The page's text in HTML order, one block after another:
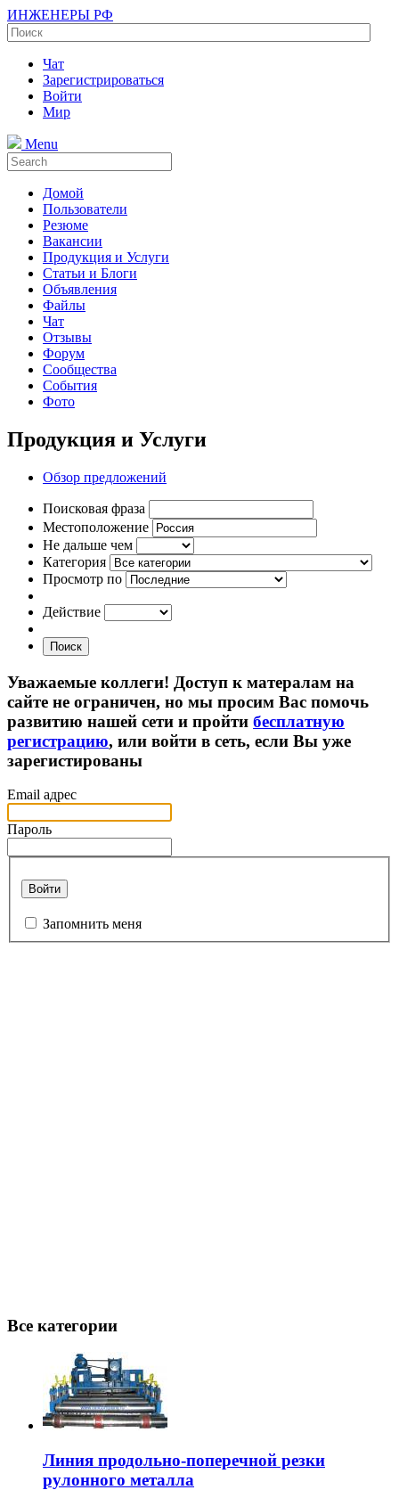
ИНЖЕНЕРЫ РФ
Чат
Зарегистрироваться
Войти
Мир
Menu
Домой
Пользователи
Резюме
Вакансии
Продукция и Услуги
Статьи и Блоги
Объявления
Файлы
Чат
Отзывы
Форум
Сообщества
События
Фото
Продукция и Услуги
Обзор предложений
Поисковая фраза
Местоположение
Не дальше чем
Категория
Просмотр по
Действие
Поиск
Уважаемые коллеги! Доступ к матералам на
сайте не ограничен, но мы просим Вас помочь
развитию нашей сети и пройти бесплатную
регистрацию, или войти в сеть, если Вы уже
зарегистированы
Email адрес
Пароль
Войти
Запомнить меня
Все категории
Линия продольно-поперечной резки
рулонного металла